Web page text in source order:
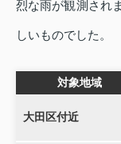
烈な雨が観測され
しいものでした。
対象地域
大田区付近